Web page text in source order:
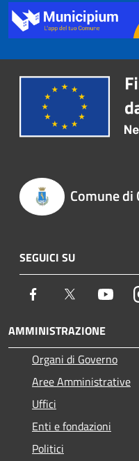
Comune di
SEGUICI SU
Facebook Twitter
AMMINISTRAZIONE
Organi di Governo
Aree Amministrative
Uffici
Enti e fondazioni
Politici